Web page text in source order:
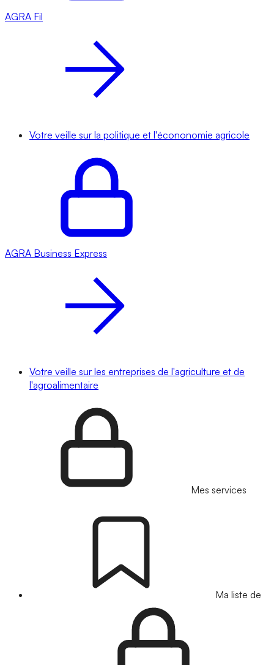
AGRA Fil
Votre veille sur la politique et l'écononomie agricole
AGRA Business Express
Votre veille sur les entreprises de l'agriculture et de
l'agroalimentaire
Mes services
Ma liste de